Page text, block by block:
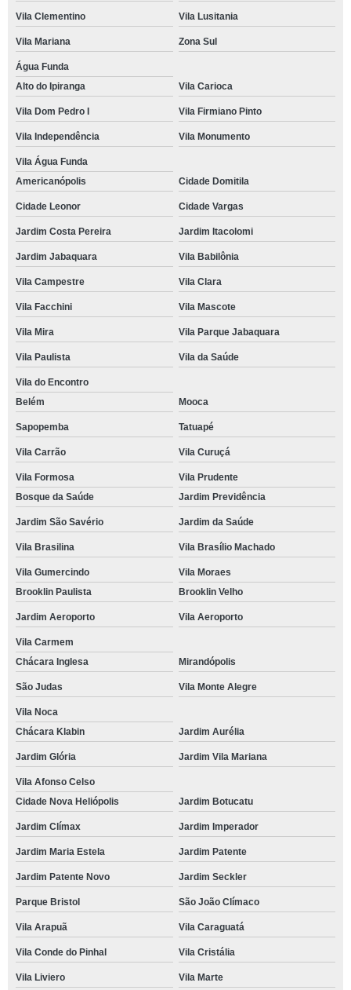
Vila Clementino Vila Lusitania
Vila Mariana Zona Sul
Água Funda
Alto do Ipiranga
Vila Carioca
Vila Dom Pedro I Vila Firmiano Pinto
Vila Independência Vila Monumento
Vila Água Funda
Americanópolis
Cidade Domitila
Cidade Leonor Cidade Vargas
Jardim Costa Pereira Jardim Itacolomi
Jardim Jabaquara Vila Babilônia
Vila Campestre Vila Clara
Vila Facchini Vila Mascote
Vila Mira Vila Parque Jabaquara
Vila Paulista Vila da Saúde
Vila do Encontro
Belém
Mooca
Sapopemba Tatuapé
Vila Carrão Vila Curuçá
Vila Formosa
Vila Prudente
Bosque da Saúde
Jardim Previdência
Jardim São Savério Jardim da Saúde
Vila Brasilina Vila Brasílio Machado
Vila Gumercindo
Vila Moraes
Brooklin Paulista
Brooklin Velho
Jardim Aeroporto Vila Aeroporto
Vila Carmem
Chácara Inglesa
Mirandópolis
São Judas Vila Monte Alegre
Vila Noca
Chácara Klabin
Jardim Aurélia
Jardim Glória Jardim Vila Mariana
Vila Afonso Celso
Cidade Nova Heliópolis
Jardim Botucatu
Jardim Clímax Jardim Imperador
Jardim Maria Estela Jardim Patente
Jardim Patente Novo Jardim Seckler
Parque Bristol São João Clímaco
Vila Arapuã Vila Caraguatá
Vila Conde do Pinhal Vila Cristália
Vila Liviero Vila Marte